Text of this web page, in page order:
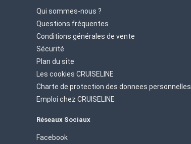
Qui sommes-nous ?
Questions fréquentes
Conditions générales de vente
Sécurité
Plan du site
Les cookies CRUISELINE
Charte de protection des donnees personnelles
Emploi chez CRUISELINE
Réseaux Sociaux
Facebook